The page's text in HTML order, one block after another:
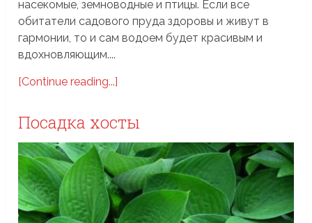
насекомые, земноводные и птицы. Если все
обитатели садового пруда здоровы и живут в
гармонии, то и сам водоем будет красивым и
вдохновляющим....
[Continue reading...]
Посадка хосты